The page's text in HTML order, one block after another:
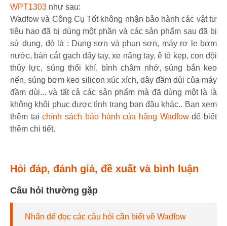
WPT1303 như sau:
Wadfow và Công Cụ Tốt không nhận bảo hành các vật tư
tiêu hao đã bị dùng một phần và các sản phẩm sau đã bị
sử dụng, đó là : Dụng sơn và phun sơn, máy rơ le bơm
nước, bàn cắt gạch đẩy tay, xe nâng tay, ê tô kẹp, con đội
thủy lực, súng thổi khí, bình châm nhớ, súng bắn keo
nến, súng bơm keo silicon xúc xích, dây đầm dùi của máy
đầm dùi... và tất cả các sản phẩm mà đã dùng một là là
không khôi phục được tình trạng ban đầu khác.. Bạn xem
thêm tạichính sách bảo hành của hãng Wadfowđể biết
thêm chi tiết.
Hỏi đáp, đánh giá, đề xuất và bình luận
Câu hỏi thường gặp
Nhấn để đọc các câu hỏi cần biết về Wadfow